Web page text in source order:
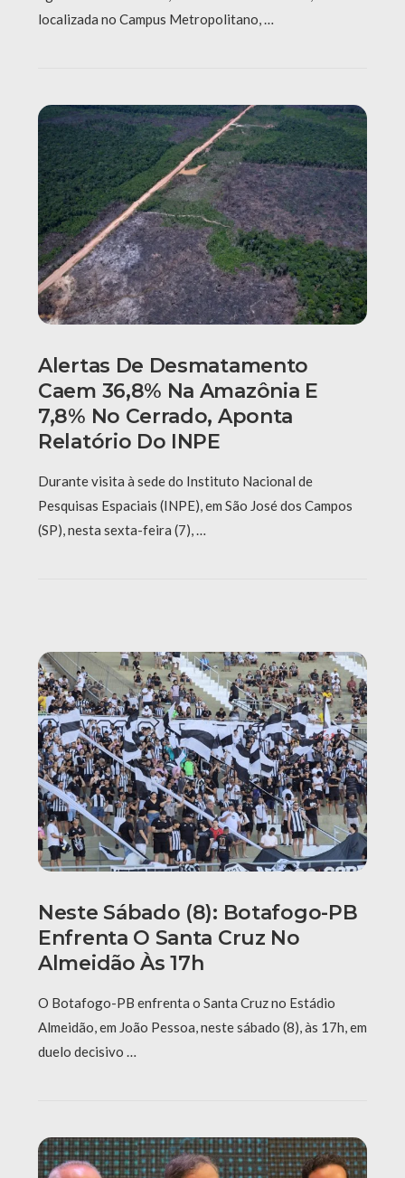
localizada no Campus Metropolitano, …
Alertas De Desmatamento
Caem 36,8% Na Amazônia E
7,8% No Cerrado, Aponta
Relatório Do INPE
Durante visita à sede do Instituto Nacional de
Pesquisas Espaciais (INPE), em São José dos Campos
(SP), nesta sexta-feira (7), …
Neste Sábado (8): Botafogo-PB
Enfrenta O Santa Cruz No
Almeidão Às 17h
O Botafogo-PB enfrenta o Santa Cruz no Estádio
Almeidão, em João Pessoa, neste sábado (8), às 17h, em
duelo decisivo …